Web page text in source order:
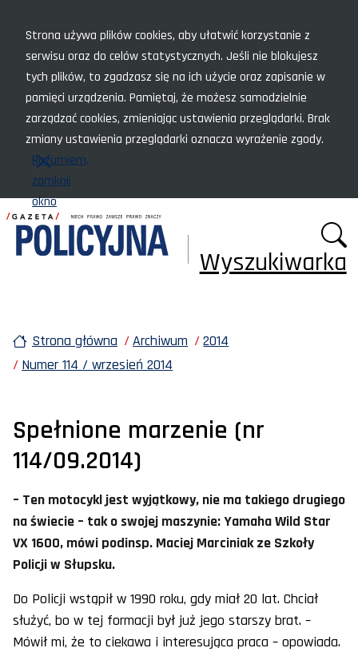
Strona używa plików cookies, aby ułatwić korzystanie z
serwisu oraz do celów statystycznych. Jeśli nie blokujesz
tych plików, to zgadzasz się na ich użycie oraz zapisanie w
pamięci urządzenia. Pamiętaj, że możesz samodzielnie
zarządzać cookies, zmieniając ustawienia przeglądarki. Brak
zmiany ustawienia przeglądarki oznacza wyrażenie zgody.
Rozumiem,
zamknij
okno
Wyszukiwarka
Strona główna Archiwum
2014
Numer 114 / wrzesień 2014
Spełnione marzenie (nr
114/09.2014)
– Ten motocykl jest wyjątkowy, nie ma takiego drugiego
na świecie – tak o swojej maszynie: Yamaha Wild Star
VX 1600, mówi podinsp. Maciej Marciniak ze Szkoły
Policji w Słupsku.
Do Policji wstąpił w 1990 roku, gdy miał 20 lat. Chciał
służyć, bo w tej formacji był już jego starszy brat. –
Mówił mi, że to ciekawa i interesująca praca – opowiada.